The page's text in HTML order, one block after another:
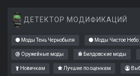
ДЕТЕКТОР МОДИФИКАЦИЙ
Моды Тень Чернобыля Моды Чистое Небо
Оружейные моды Билдовские моды
Новичкам Лучшие по оценкам